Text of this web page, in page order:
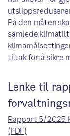
På den måten
samlede
tiltak for å sikre
Lenke til
Rapport 5/2025
(PDF)